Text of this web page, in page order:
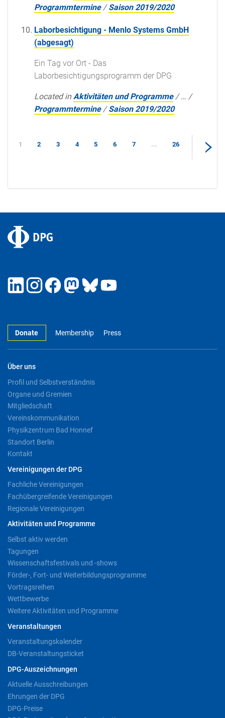
Programmtermine /Saison 2019/2020
Laborbesichtigung - Menlo Systems GmbH
(abgesagt)
Ein Tag vor Ort - Das
Laborbesichtigungsprogramm der DPG
Located in Aktivitäten und Programme /… /
Programmtermine /Saison 2019/2020
1 2 3 4 5 6 7 ... 26
Donate Membership Press
Über uns
Profil und Selbstverständnis
Organe und Gremien
Mitgliedschaft
Vereinskommunikation
Physikzentrum Bad Honnef
Standort Berlin
Kontakt
Vereinigungen der DPG
Fachliche Vereinigungen
Fachübergreifende Vereinigungen
Regionale Vereinigungen
Aktivitäten und Programme
Selbst aktiv werden
Tagungen
Wissenschaftsfestivals und -shows
Förder-, Fort- und Weiterbildungsprogramme
Vortragsreihen
Wettbewerbe
Weitere Aktivitäten und Programme
Veranstaltungen
Veranstaltungskalender
DB-Veranstaltungsticket
DPG-Auszeichnungen
Aktuelle Ausschreibungen
Ehrungen der DPG
DPG-Preise